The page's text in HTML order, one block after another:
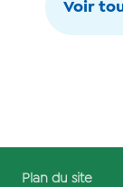
Voir
Plan du site